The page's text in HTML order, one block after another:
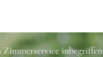
inbegriffen